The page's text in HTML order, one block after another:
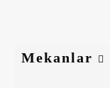
Mekanlar